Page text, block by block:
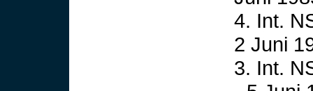
4. Int.
2 Juni
3. Int.